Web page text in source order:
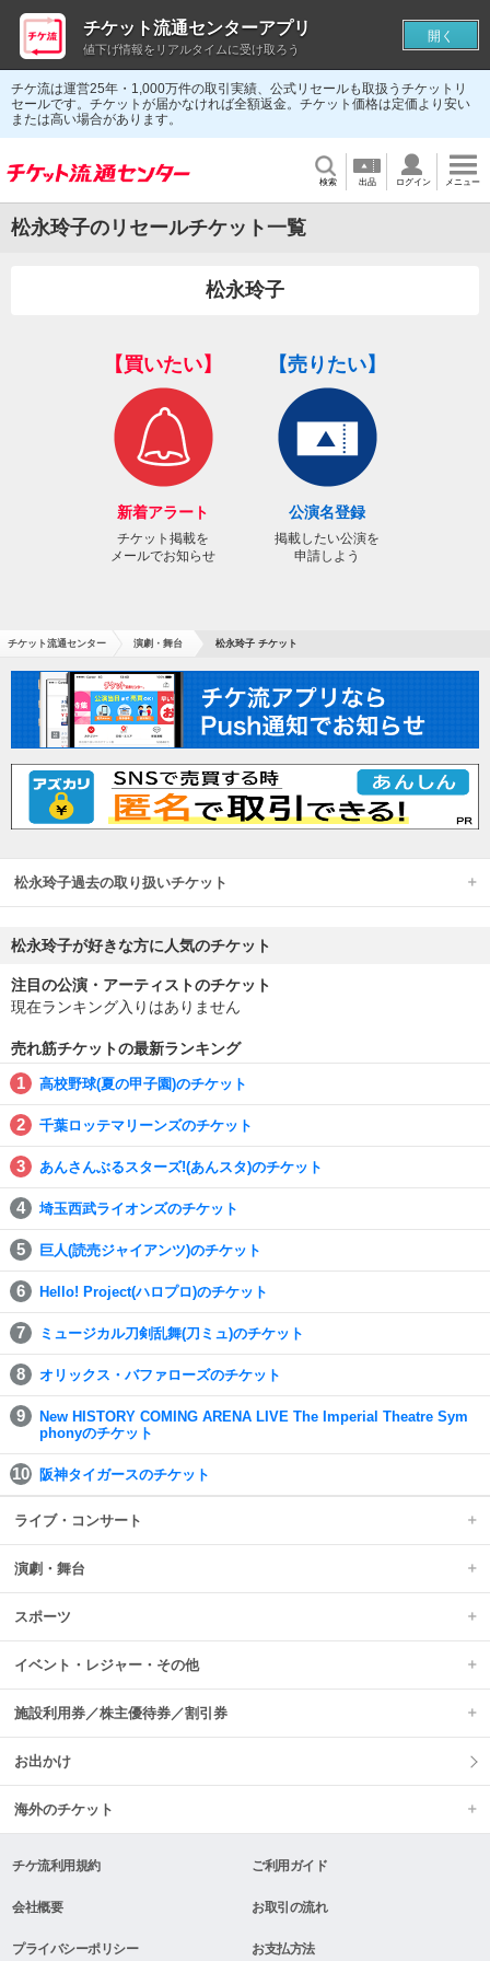
チケ流は運営25年・1,000万件の取引実績、公式リセールも取扱うチケットリ
セールです。チケットが届かなければ全額返金。チケット価格は定価より安い
または高い場合があります。
検索 出品 ログイン メニュー
松永玲子のリセールチケット一覧
松永玲子
【買いたい】
新着アラート
チケット掲載を
メールでお知らせ
【売りたい】
公演名登録
掲載したい公演を
申請しよう
チケット流通センター 演劇・舞台 松永玲子 チケット
松永玲子過去の取り扱いチケット
松永玲子が好きな方に人気のチケット
注目の公演・アーティストのチケット
現在ランキング入りはありません
売れ筋チケットの最新ランキング
高校野球(夏の甲子園)のチケット
千葉ロッテマリーンズのチケット
あんさんぶるスターズ!(あんスタ)のチケット
埼玉西武ライオンズのチケット
巨人(読売ジャイアンツ)のチケット
Hello! Project(ハロプロ)のチケット
ミュージカル刀剣乱舞(刀ミュ)のチケット
オリックス・バファローズのチケット
New HISTORY COMING ARENA LIVE The Imperial Theatre Sym
phonyのチケット
阪神タイガースのチケット
ライブ・コンサート
演劇・舞台
スポーツ
イベント・レジャー・その他
施設利用券／株主優待券／割引券
お出かけ
海外のチケット
チケ流利用規約 ご利用ガイド
会社概要 お取引の流れ
プライバシーポリシー お支払方法
チケット流通センターアプリ
値下げ情報をリアルタイムに受け取ろう
開く